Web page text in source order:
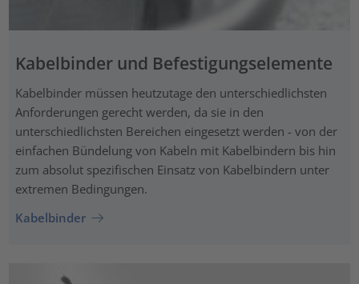
Kabelbinder und Befestigungselemente
Kabelbinder müssen heutzutage den unterschiedlichsten
Anforderungen gerecht werden, da sie in den
unterschiedlichsten Bereichen eingesetzt werden - von der
einfachen Bündelung von Kabeln mit Kabelbindern bis hin
zum absolut spezifischen Einsatz von Kabelbindern unter
extremen Bedingungen.
Kabelbinder